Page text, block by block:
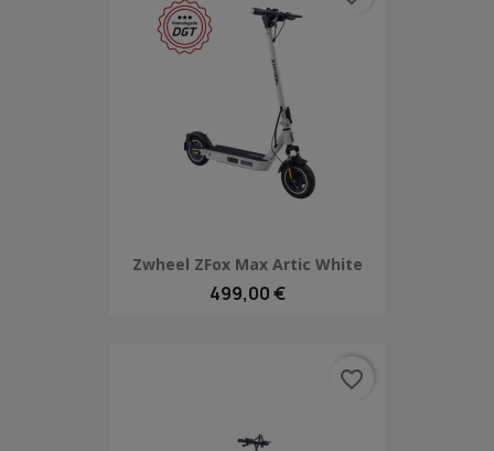
Zwheel ZFox Max Artic White
499,00 €
favorite_border